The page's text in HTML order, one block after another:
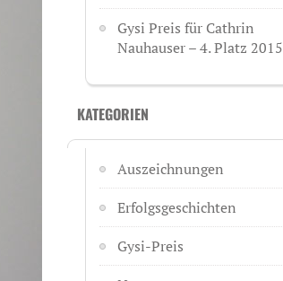
Gysi Preis für Cathrin
Nauhauser – 4. Platz 2015
KATEGORIEN
Auszeichnungen
Erfolgsgeschichten
Gysi-Preis